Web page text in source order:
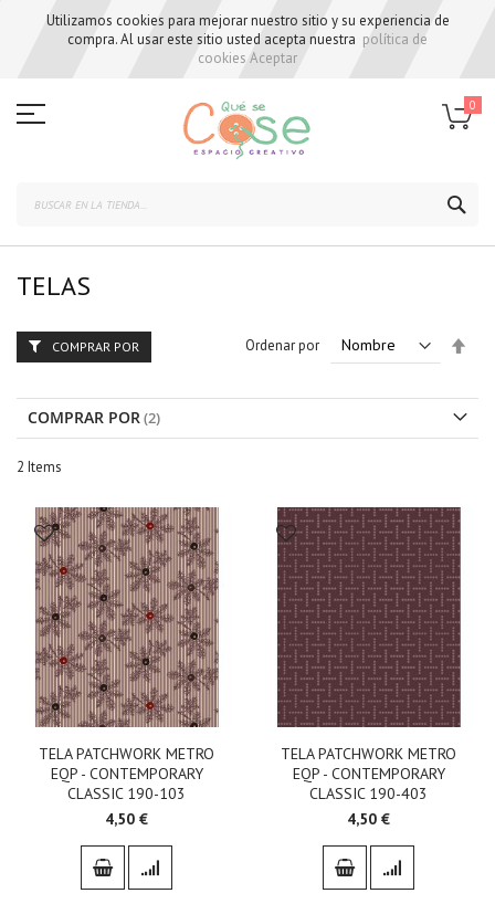
Utilizamos cookies para mejorar nuestro sitio y su experiencia de
compra. Al usar este sitio usted acepta nuestra política de
cookies Aceptar
to
Content
0
TELAS
2 Items
Ordenar por
TELA PATCHWORK METRO
EQP - CONTEMPORARY
CLASSIC 190-103
4,50 €
TELA PATCHWORK METRO
EQP - CONTEMPORARY
CLASSIC 190-403
4,50 €
COMPRAR POR
COMPRAR POR